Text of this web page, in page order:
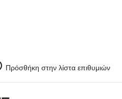
Πρόσθήκη στην λίστα επιθυμιών